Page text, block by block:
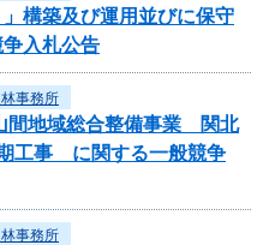
」構築及び運用並びに保守
入札公告
事務所
間地域総合整備事業 関北
工事 に関する一般競争
事務所